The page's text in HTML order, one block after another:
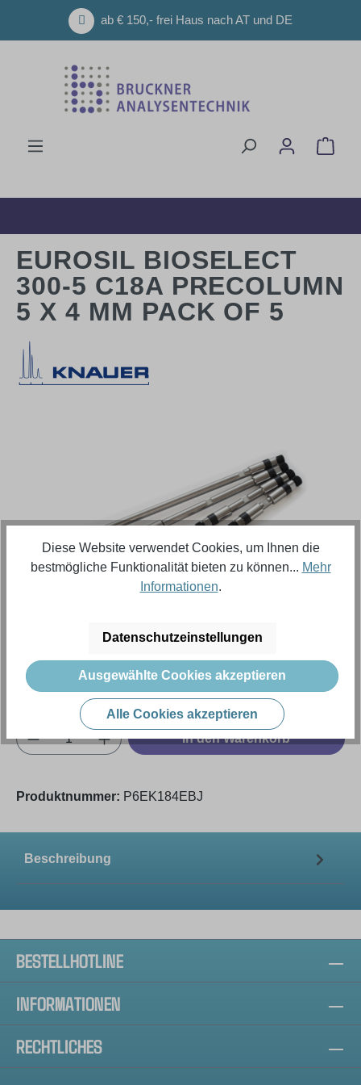
Zum Hauptinhalt springenab € 150,- frei Haus nach AT und DE
EUROSIL BIOSELECT
300-5 C18A PRECOLUMN
5 X 4 MM PACK OF 5
250,73 €
Inhalt: 5 Stück (Menge) (50,15 € / 1 Stück (Menge))
Preise exkl. MwSt. zzgl. Versandkosten
Produkt Anzahl: Gib den gewünschten
In den Warenkorb
Produktnummer: P6EK184EBJ
Beschreibung
BESTELLHOTLINE
INFORMATIONEN
RECHTLICHES
Diese Website verwendet Cookies, um Ihnen die
bestmögliche Funktionalität bieten zu können... Mehr
Informationen.
Datenschutzeinstellungen
Ausgewählte Cookies akzeptieren
Alle Cookies akzeptieren